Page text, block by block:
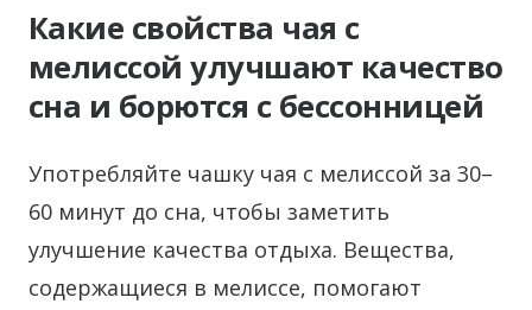
Какие свойства чая с
мелиссой улучшают качество
сна и борются с бессонницей
Употребляйте чашку чая с мелиссой за 30–
60 минут до сна, чтобы заметить
улучшение качества отдыха. Вещества,
содержащиеся в мелиссе, помогают